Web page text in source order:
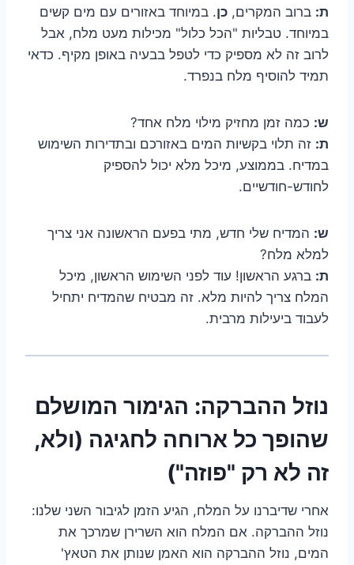
ת: ברוב המקרים, כן. במיוחד באזורים עם מים קשים
במיוחד. טבליות "הכל כלול" מכילות מעט מלח, אבל
לרוב זה לא מספיק כדי לטפל בבעיה באופן מקיף. כדאי
תמיד להוסיף מלח בנפרד.
ש: כמה זמן מחזיק מילוי מלח אחד?
ת: זה תלוי בקשיות המים באזורכם ובתדירות השימוש
במדיח. בממוצע, מיכל מלא יכול להספיק
לחודש-חודשיים.
ש: המדיח שלי חדש, מתי בפעם הראשונה אני צריך
למלא מלח?
ת: ברגע הראשון! עוד לפני השימוש הראשון, מיכל
המלח צריך להיות מלא. זה מבטיח שהמדיח יתחיל
לעבוד ביעילות מרבית.
נוזל ההברקה: הגימור המושלם
שהופך כל ארוחה לחגיגה (ולא,
זה לא רק "פוזה")
אחרי שדיברנו על המלח, הגיע הזמן לגיבור השני שלנו:
נוזל ההברקה. אם המלח הוא השרירן שמרכך את
המים, נוזל ההברקה הוא האמן שנותן את הטאץ'